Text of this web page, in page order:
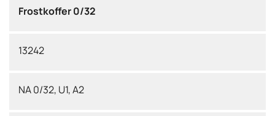
Frostkoffer 0/32
13242
NA 0/32, U1, A2